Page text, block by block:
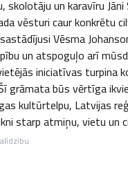
skolotāju un karavīru Jāni
vēsturi caur konkrētu
Vēsma
un atspoguļo arī
iniciatīvas turpina
grāmata būs vērtīga
kultūrtelpu, Latvijas
starp atmiņu, vietu un